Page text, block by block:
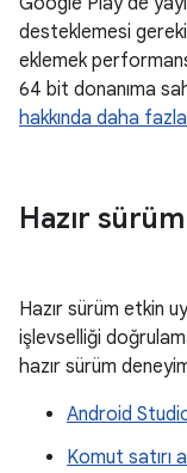
desteklemesi
eklemek
64 bit donanıma
hakkında daha
Hazır
Hazır sürüm etkin
işlevselliği
hazır sürüm
Android
Komut satırı